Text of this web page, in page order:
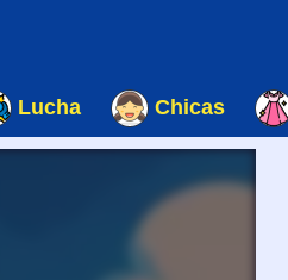
Lucha Chicas